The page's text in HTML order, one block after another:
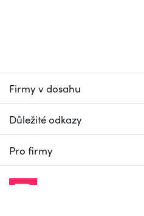
Firmy v dosahu
Důležité odkazy
Pro firmy